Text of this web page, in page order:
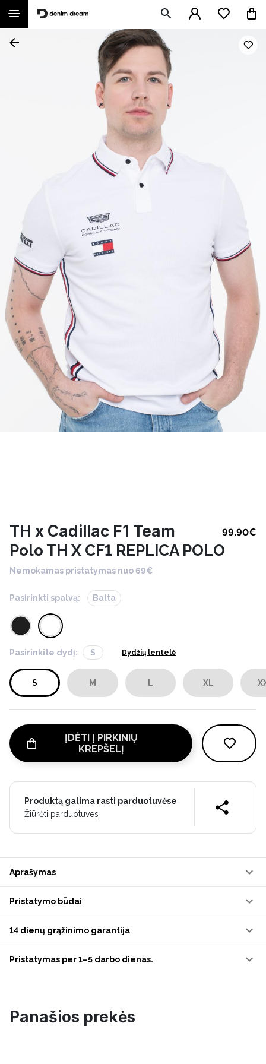
TH x Cadillac F1 Team 99.90€
Polo TH X CF1 REPLICA POLO
Nemokamas pristatymas nuo 69€
Pasirinkti spalvą: Balta
Pasirinkite dydį: S Dydžių lentelė
S M L XL
ĮDĖTI Į PIRKINIŲ
KREPŠELĮ
Produktą galima rasti parduotuvėse
Žiūrėti parduotuves
Aprašymas
Pristatymo būdai
14 dienų grąžinimo garantija
Pristatymas per 1–5 darbo dienas.
Panašios prekės